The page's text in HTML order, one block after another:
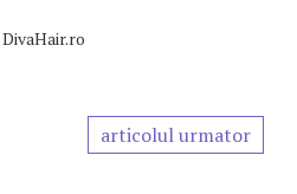
DivaHair.ro
articolul urmator